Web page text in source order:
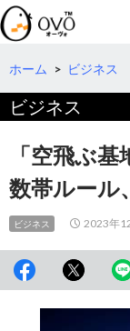
検
索
コ
テ
へ
ホーム > ビジネス
ビジネス
「空飛ぶ
数帯ルール
ビジネス 2023年